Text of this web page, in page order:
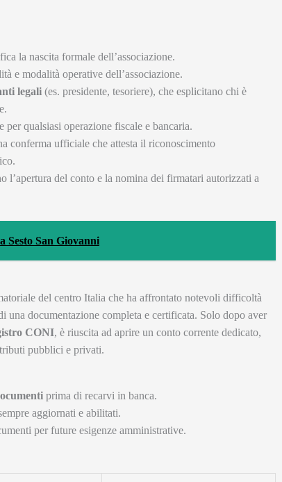
la nascita formale dell’associazione.
e modalità operative dell’associazione.
legali (es. presidente, tesoriere), che esplicitano chi è
per qualsiasi operazione fiscale e bancaria.
conferma ufficiale che attesta il riconoscimento
l’apertura del conto e la nomina dei firmatari autorizzati a
Sesto San Giovanni
del centro Italia che ha affrontato notevoli difficoltà
una documentazione completa e certificata. Solo dopo aver
CONI, è riuscita ad aprire un conto corrente dedicato,
pubblici e privati.
prima di recarvi in banca.
aggiornati e abilitati.
per future esigenze amministrative.